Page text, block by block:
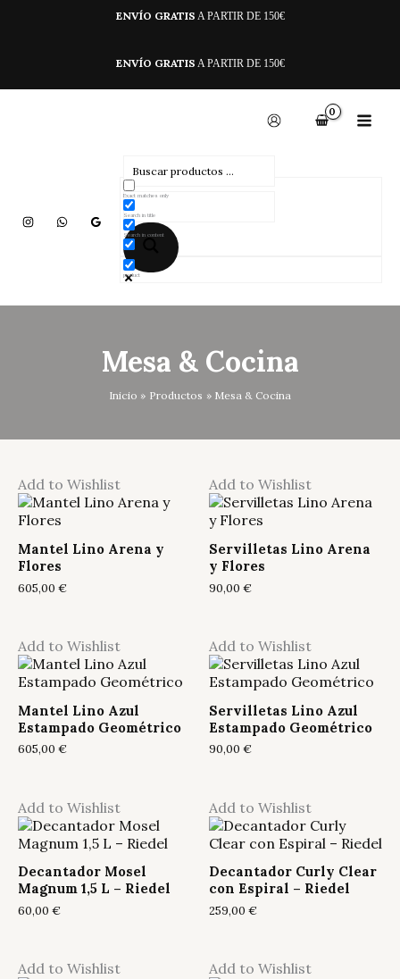
ENVÍO GRATIS A PARTIR DE 150€
ENVÍO GRATIS A PARTIR DE 150€
Exact matches only
Search in title
Search in content
product
Mesa & Cocina
Inicio Productos Mesa & Cocina
Add to Wishlist
Mantel Lino Arena y
Flores
605,00 €
Add to Wishlist
Servilletas Lino Arena
y Flores
90,00 €
Add to Wishlist
Mantel Lino Azul
Estampado Geométrico
605,00 €
Add to Wishlist
Servilletas Lino Azul
Estampado Geométrico
90,00 €
Add to Wishlist
Decantador Mosel
Magnum 1,5 L – Riedel
60,00 €
Add to Wishlist
Decantador Curly Clear
con Espiral – Riedel
259,00 €
Add to Wishlist Add to Wishlist